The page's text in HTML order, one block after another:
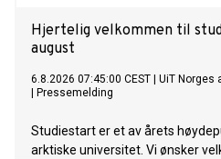
Hjertelig velkommen til
august
6.8.2026 07:45:00 CEST
UiT Norges
Pressemelding
Studiestart er et av årets
arktiske universitet. Vi ønsker